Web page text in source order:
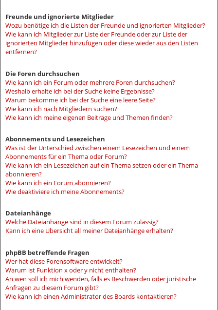
Freunde und ignorierte Mitglieder
Wozu benötige ich die Listen der Freunde und ignorierten Mitglieder?
Wie kann ich Mitglieder zur Liste der Freunde oder zur Liste der
ignorierten Mitglieder hinzufügen oder diese wieder aus den Listen
entfernen?
Die Foren durchsuchen
Wie kann ich ein Forum oder mehrere Foren durchsuchen?
Weshalb erhalte ich bei der Suche keine Ergebnisse?
Warum bekomme ich bei der Suche eine leere Seite?
Wie kann ich nach Mitgliedern suchen?
Wie kann ich meine eigenen Beiträge und Themen finden?
Abonnements und Lesezeichen
Was ist der Unterschied zwischen einem Lesezeichen und einem
Abonnements für ein Thema oder Forum?
Wie kann ich ein Lesezeichen auf ein Thema setzen oder ein Thema
abonnieren?
Wie kann ich ein Forum abonnieren?
Wie deaktiviere ich meine Abonnements?
Dateianhänge
Welche Dateianhänge sind in diesem Forum zulässig?
Kann ich eine Übersicht all meiner Dateianhänge erhalten?
phpBB betreffende Fragen
Wer hat diese Forensoftware entwickelt?
Warum ist Funktion x oder y nicht enthalten?
An wen soll ich mich wenden, falls es Beschwerden oder juristische
Anfragen zu diesem Forum gibt?
Wie kann ich einen Administrator des Boards kontaktieren?